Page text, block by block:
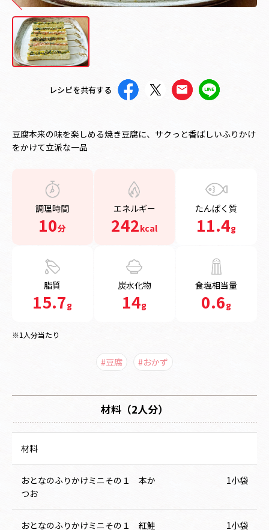
レシピを共有する
豆腐本来の味を楽しめる焼き豆腐に、サクっと香ばしいふりかけ
をかけて立派な一品
調理時間
10分
エネルギー
242kcal
たんぱく質
11.4g
脂質
15.7g
炭水化物
14g
食塩相当量
0.6g
※1人分当たり
#豆腐 #おかず
材料（2人分）
材料
おとなのふりかけミニその１ 本か
つお
1小袋
おとなのふりかけミニその１ 紅鮭 1小袋